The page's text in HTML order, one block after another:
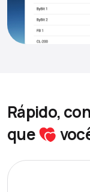
Rápido,
que